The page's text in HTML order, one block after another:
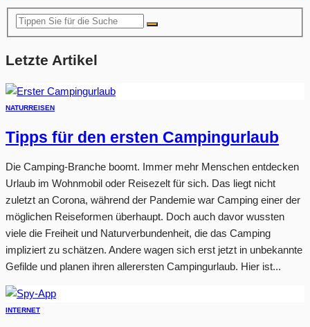
Letzte Artikel
NATURREISEN
Tipps für den ersten Campingurlaub
Die Camping-Branche boomt. Immer mehr Menschen entdecken
Urlaub im Wohnmobil oder Reisezelt für sich. Das liegt nicht
zuletzt an Corona, während der Pandemie war Camping einer der
möglichen Reiseformen überhaupt. Doch auch davor wussten
viele die Freiheit und Naturverbundenheit, die das Camping
impliziert zu schätzen. Andere wagen sich erst jetzt in unbekannte
Gefilde und planen ihren allerersten Campingurlaub. Hier ist...
INTERNET